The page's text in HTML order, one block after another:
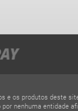
e os produtos deste
nenhuma entidade